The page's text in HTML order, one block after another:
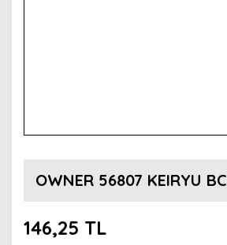
OWNER 56807 KEIRYU BC
146,25 TL